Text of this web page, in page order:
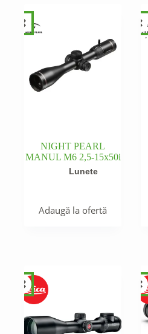
NIGHT PEARL
MANUL M6 2,5-15x50i
Lunete
Adaugă la ofertă